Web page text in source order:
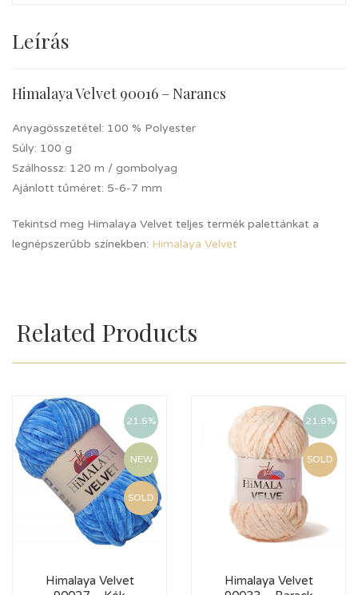
Leírás
Himalaya Velvet 90016 – Narancs
Anyagösszetétel: 100 % Polyester
Súly: 100 g
Szálhossz: 120 m / gombolyag
Ajánlott tűméret: 5-6-7 mm
Tekintsd meg Himalaya Velvet teljes termék palettánkat a
legnépszerűbb színekben: Himalaya Velvet
Related Products
21.6%
NEW
SOLD
Himalaya Velvet
21.6%
SOLD
Himalaya Velvet